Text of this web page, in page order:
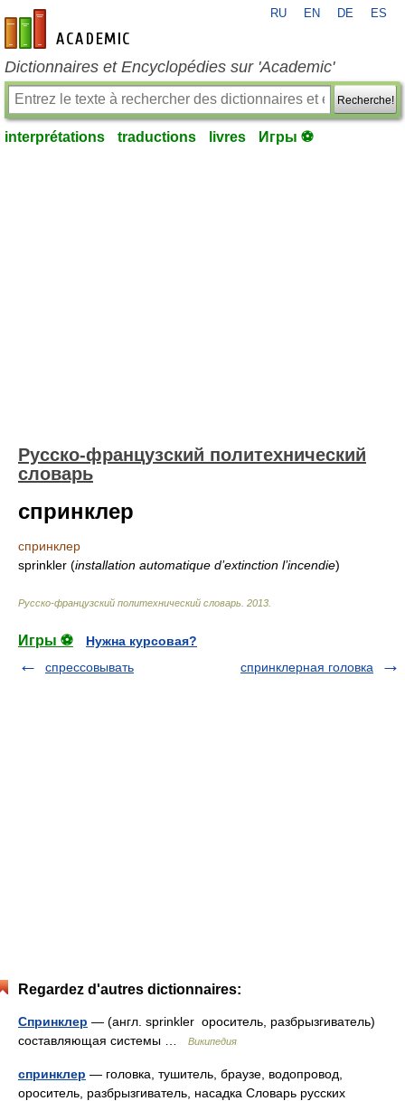
fr-academic.com
RU EN DE ES
Dictionnaires et Encyclopédies sur 'Academic'
Recherche!
interprétations traductions livres Игры ⚽
Русско-французский политехнический
словарь
спринклер
спринклер
sprinkler (installation automatique d’extinction l’incendie)
Русско-французский политехнический словарь 2013
Игры ⚽
Нужна курсовая?
спрессовывать
спринклерная головка
Regardez d'autres dictionnaires:
Спринклер — (англ. sprinkler ороситель, разбрызгиватель)
составляющая системы …
Википедия
спринклер — головка, тушитель, браузе, водопровод,
ороситель, разбрызгиватель, насадка Словарь русских